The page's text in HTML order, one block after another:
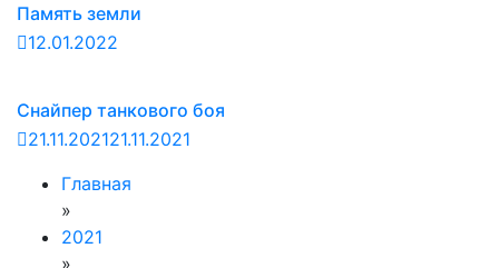
Память земли
12.01.2022
Снайпер танкового боя
21.11.202121.11.2021
Главная
»
2021
»